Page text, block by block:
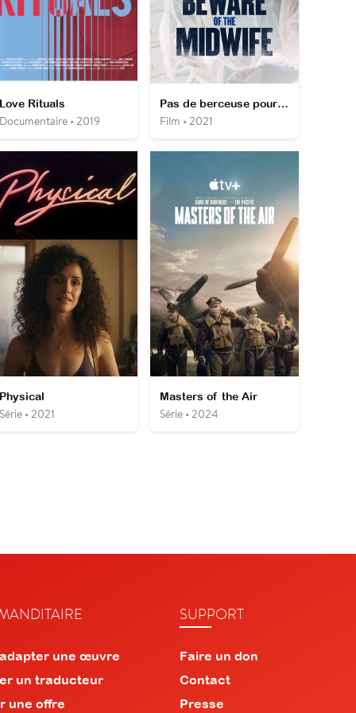
Rituals
• 2019
Pas de berceuse pour Marie
Film • 2021
• 2021
Masters of the Air
Série • 2024
une œuvre
un traducteur
une offre
SUPPORT
Faire un don
Contact
Presse